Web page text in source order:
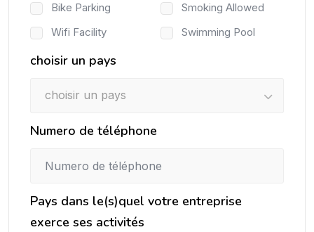
Bike Parking
Smoking Allowed
Wifi Facility
Swimming Pool
choisir un pays
choisir un pays
Numero de téléphone
Pays dans le(s)quel votre entreprise
exerce ses activités